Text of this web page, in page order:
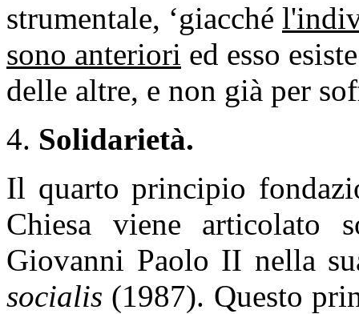
strumentale, ‘giacché
sono anteriori ed esso
delle altre, e non già per
4. Solidarietà.
Il quarto principio
Chiesa viene articolato
Giovanni Paolo II nella
socialis (1987). Questo